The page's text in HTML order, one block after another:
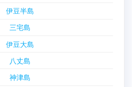
伊豆半島
三宅島
伊豆大島
八丈島
神津島